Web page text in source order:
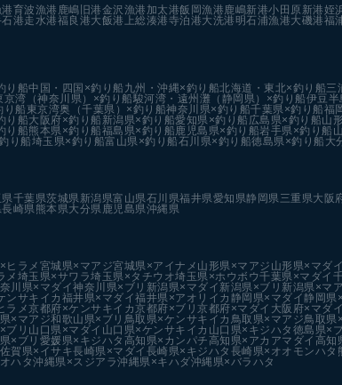
育波漁港 鹿嶋旧港金沢漁港 加太港飯岡漁港 鹿嶋新港小田原新港姪
港走水港福良港大飯港 上総湊港寺泊港大洗港 明石浦漁港大磯港福
り船中国・四国×釣り船 九州・沖縄×釣り船北海道・東北×釣り船三
京湾（神奈川県）×釣り船駿河湾・遠州灘（静岡県）×釣り船伊豆
り船 東京湾奥（千葉県）×釣り船神奈川県×釣り船千葉県×釣り船福
り船大阪府×釣り船 新潟県×釣り船愛知県×釣り船 広島県×釣り船山
り船熊本県×釣り船福島県×釣り船 鹿児島県×釣り船岩手県×釣り船
り船埼玉県×釣り船富山県×釣り船石川県×釣り船徳島県×釣り船 大
千葉県茨城県 新潟県富山県石川県福井県愛知県静岡県 三重県大阪
長崎県 熊本県大分県 鹿児島県沖縄県
ヒラメ 宮城県×マアジ宮城県×アイナメ 山形県×マアジ 山形県×マダイ
メ 埼玉県×サワラ埼玉県×タチウオ埼玉県×ホウボウ千葉県×マダイ
川県×マダイ神奈川県×ブリ 新潟県×マダイ 新潟県×ブリ 新潟県×マ
ンサキイカ 福井県×マダイ福井県×アオリイカ 静岡県×マダイ静岡県
ラメ京都府×ケンサキイカ京都府×ブリ 京都府×マダイ 大阪府×マダイ
×マアジ和歌山県×ブリ 鳥取県×ケンサキイカ 鳥取県×マアジ鳥取県
ブリ 山口県×マダイ 山口県×ケンサキイカ 山口県×キジハタ 徳島県×
×ブリ 愛媛県×キジハタ 高知県×カンパチ高知県×アカアマダイ 高知
佐賀県×イサキ長崎県×マダイ 長崎県×キジハタ 長崎県×オオモンハタ
ハタ沖縄県×スジアラ沖縄県×キハダ沖縄県×バラハタ